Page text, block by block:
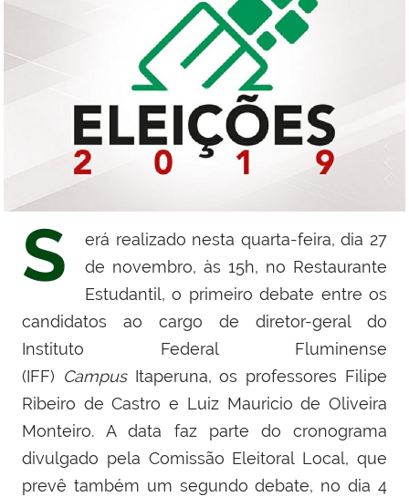
S
erá realizado nesta quarta-feira, dia 27
de novembro, às 15h, no Restaurante
Estudantil, o primeiro debate entre os
candidatos ao cargo de diretor-geral do
Instituto Federal Fluminense
(IFF) Campus Itaperuna, os professores Filipe
Ribeiro de Castro e Luiz Mauricio de Oliveira
Monteiro.A data faz parte do cronograma
divulgado pela Comissão Eleitoral Local, que
prevê também um segundo debate, no dia 4